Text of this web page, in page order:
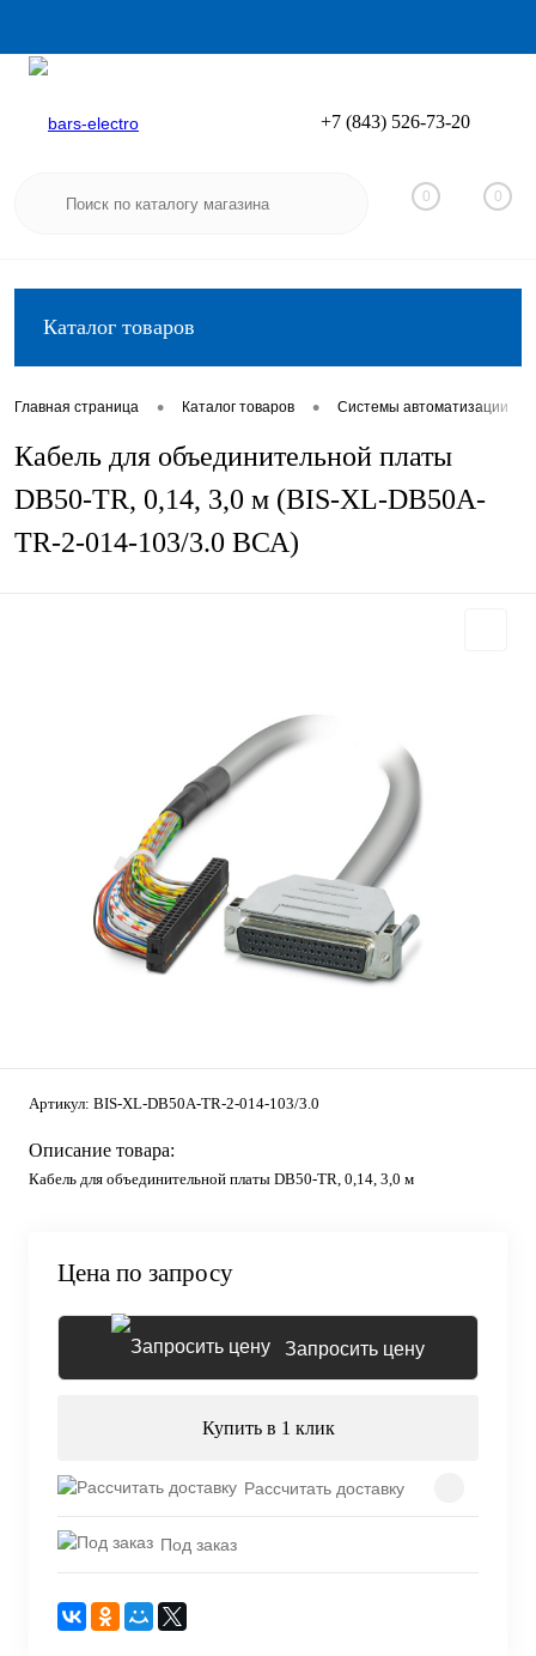
Вход
+7 (843) 526-73-20
0 0
Каталог товаров
Главная страница • Каталог товаров • Системы автоматизации
Кабель для объединительной платы
DB50-TR, 0,14, 3,0 м (BIS-XL-DB50A-
TR-2-014-103/3.0 ВСА)
Артикул: BIS-XL-DB50A-TR-2-014-103/3.0
Описание товара:
Кабель для объединительной платы DB50-TR, 0,14, 3,0 м
Цена по запросу
Запросить цену
Купить в 1 клик
Рассчитать доставку
Под заказ